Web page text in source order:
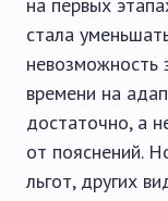
стала
невозможность
времени на
достаточно, а
от пояснений.
льгот, других